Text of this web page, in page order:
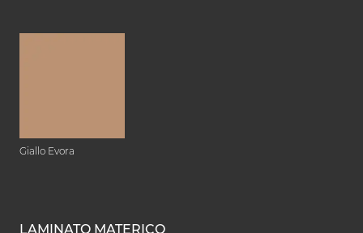
Giallo Evora
LAMINATO MATERICO